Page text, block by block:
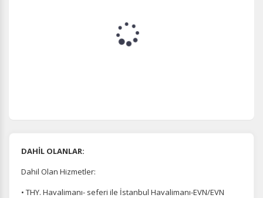
DAHİL OLANLAR:
Dahil Olan Hizmetler:
• THY. Havalimanı- seferi ile İstanbul Havalimanı-EVN/EVN